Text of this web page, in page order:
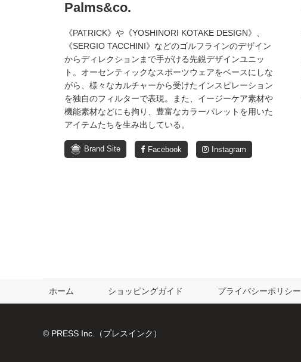
Palms&co.
《PATRICK》や《YOSHINORI KOTAKE DESIGN》、
《SERGIO TACCHINI》などのゴルフラインのデザイン
からディレクションまで手がける先鋭デザインユニッ
ト。オーセンティックなスポーツウェアをベースにしな
がら、様々なカルチャーから受けたインスピレーション
を独自のフィルターで表現。また、イージーケア素材や
機能素材などにも拘り、豊富なカラーパレットを用いた
アイテムたちを生み出している。
Brand Site Facebook Instagram
ホーム ショッピングガイド プライバシーポリシー
© PRESS Inc.（プレスインク）